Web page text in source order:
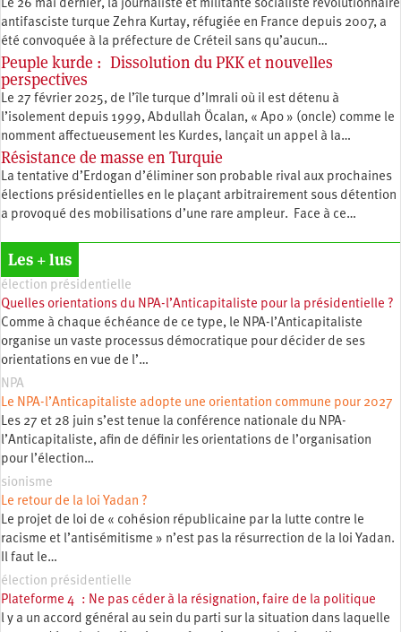
Le 26 mai dernier, la journaliste et militante socialiste révolutionnaire
antifasciste turque Zehra Kurtay, réfugiée en France depuis 2007, a
été convoquée à la préfecture de Créteil sans qu’aucun…
Peuple kurde : Dissolution du PKK et nouvelles
perspectives
Le 27 février 2025, de l’île turque d’Imrali où il est détenu à
l’isolement depuis 1999, Abdullah Öcalan, « Apo » (oncle) comme le
nomment affectueusement les Kurdes, lançait un appel à la…
Résistance de masse en Turquie
La tentative d’Erdogan d’éliminer son probable rival aux prochaines
élections présidentielles en le plaçant arbitrairement sous détention
a provoqué des mobilisations d’une rare ampleur. Face à ce…
Les + lus
élection présidentielle
Quelles orientations du NPA-l’Anticapitaliste pour la présidentielle ?
Comme à chaque échéance de ce type, le NPA-l’Anticapitaliste
organise un vaste processus démocratique pour décider de ses
orientations en vue de l’…
NPA
Le NPA-l’Anticapitaliste adopte une orientation commune pour 2027
Les 27 et 28 juin s’est tenue la conférence nationale du NPA-
l’Anticapitaliste, afin de définir les orientations de l’organisation
pour l’élection…
sionisme
Le retour de la loi Yadan ?
Le projet de loi de « cohésion républicaine par la lutte contre le
racisme et l’antisémitisme » n’est pas la résurrection de la loi Yadan.
Il faut le…
élection présidentielle
Plateforme 4 : Ne pas céder à la résignation, faire de la politique
l y a un accord général au sein du parti sur la situation dans laquelle